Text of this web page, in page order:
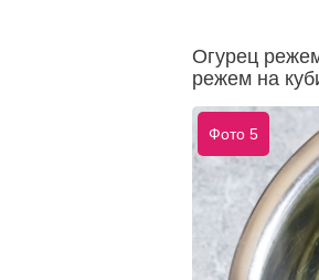
Огурец
режем на
Фото 5